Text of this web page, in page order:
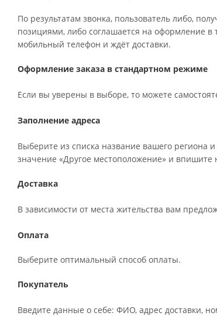
По результатам звонка, пользователь либо,
позициями, либо соглашается на оформление в
мобильный телефон и ждёт доставки.
Оформление заказа в стандартном режиме
Если вы уверены в выборе, то можете
Заполнение адреса
Выберите из списка название вашего региона
значение «Другое местоположение» и впишите
Доставка
В зависимости от места жительства вам
Оплата
Выберите оптимальный способ оплаты.
Покупатель
Введите данные о себе: ФИО, адрес доставки,